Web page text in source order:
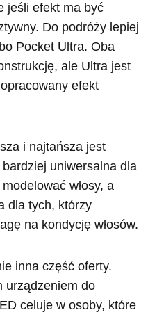
jeśli efekt ma być
Do podróży lepiej
Pocket Ultra. Oba
ale Ultra jest
efekt
i najtańsza jest
uniwersalna dla
włosy, a
dla tych, którzy
na kondycję włosów.
inna część oferty.
urządzeniem do
celuje w osoby, które